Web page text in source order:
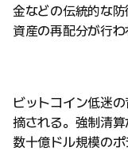
金などの伝統的な防
資産の再配分が行わ
ビットコイン低迷
摘される。強制清算
数十億ドル規模のポ